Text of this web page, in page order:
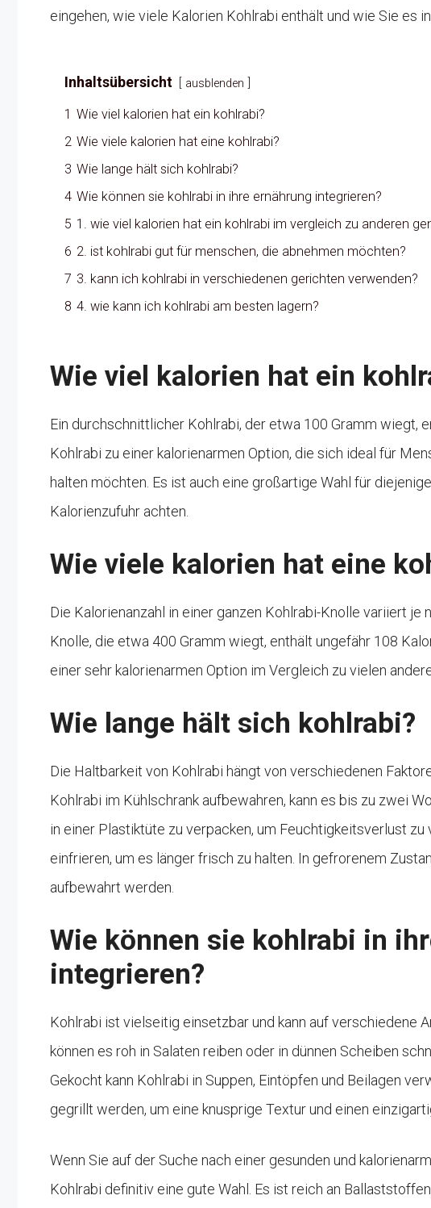
eingehen, wie viele Kalorien Kohlrabi enthält und wie Sie es
Inhaltsübersicht ausblenden
1 Wie viel kalorien hat ein kohlrabi?
2 Wie viele kalorien hat eine kohlrabi?
3 Wie lange hält sich kohlrabi?
4 Wie können sie kohlrabi in ihre ernährung integrieren?
5 1. wie viel kalorien hat ein kohlrabi im vergleich zu anderen
6 2. ist kohlrabi gut für menschen, die abnehmen möchten?
7 3. kann ich kohlrabi in verschiedenen gerichten verwenden?
8 4. wie kann ich kohlrabi am besten lagern?
Wie viel kalorien hat ein
Ein durchschnittlicher Kohlrabi, der etwa 100 Gramm wiegt,
Kohlrabi zu einer kalorienarmen Option, die sich ideal für
halten möchten. Es ist auch eine großartige Wahl für
Kalorienzufuhr achten.
Wie viele kalorien hat eine
Die Kalorienanzahl in einer ganzen Kohlrabi-Knolle variiert
Knolle, die etwa 400 Gramm wiegt, enthält ungefähr 108
einer sehr kalorienarmen Option im Vergleich zu vielen
Wie lange hält sich kohlrabi?
Die Haltbarkeit von Kohlrabi hängt von verschiedenen
Kohlrabi im Kühlschrank aufbewahren, kann es bis zu zwei
in einer Plastiktüte zu verpacken, um Feuchtigkeitsverlust zu
einfrieren, um es länger frisch zu halten. In gefrorenem
aufbewahrt werden.
Wie können sie kohlrabi in
integrieren?
Kohlrabi ist vielseitig einsetzbar und kann auf verschiedene
können es roh in Salaten reiben oder in dünnen Scheiben
Gekocht kann Kohlrabi in Suppen, Eintöpfen und Beilagen
gegrillt werden, um eine knusprige Textur und einen
Wenn Sie auf der Suche nach einer gesunden und
Kohlrabi definitiv eine gute Wahl. Es ist reich an